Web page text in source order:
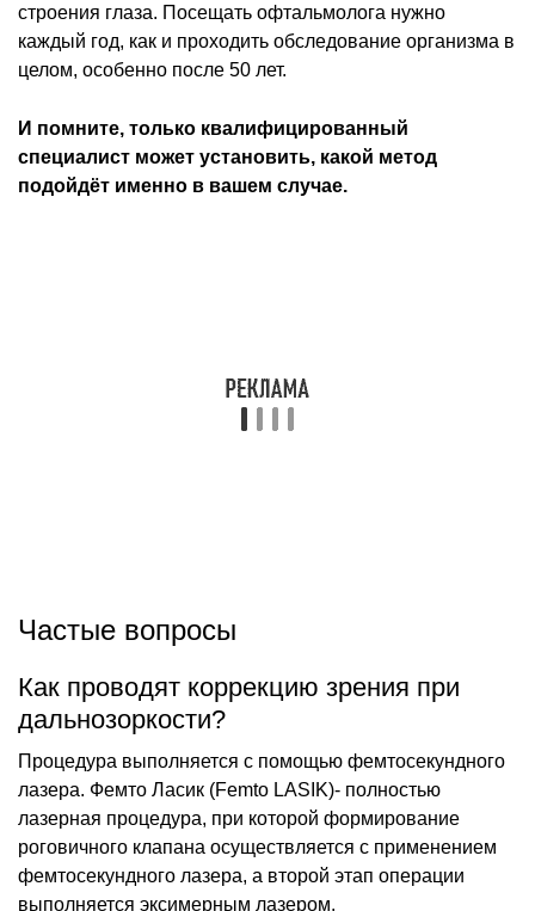
строения глаза. Посещать офтальмолога нужно
каждый год, как и проходить обследование организма в
целом, особенно после 50 лет.
И помните, только квалифицированный
специалист может установить, какой метод
подойдёт именно в вашем случае.
Частые вопросы
Как проводят коррекцию зрения при
дальнозоркости?
Процедура выполняется с помощью фемтосекундного
лазера. Фемто Ласик (Femto LASIK)- полностью
лазерная процедура, при которой формирование
роговичного клапана осуществляется с применением
фемтосекундного лазера, а второй этап операции
выполняется эксимерным лазером.